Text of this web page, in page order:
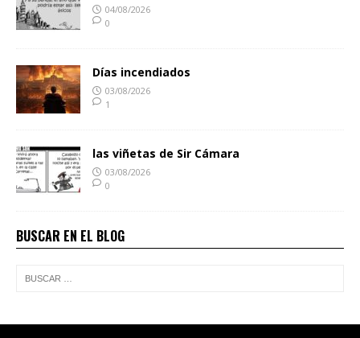
04/08/2026
0
Días incendiados
03/08/2026
1
las viñetas de Sir Cámara
03/08/2026
0
BUSCAR EN EL BLOG